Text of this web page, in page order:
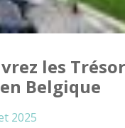
les
Belgique
2025